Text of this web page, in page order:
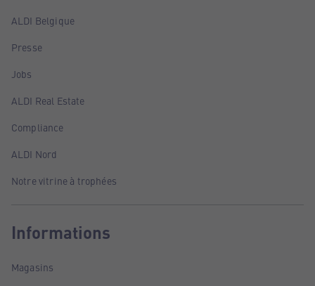
ALDI Belgique
Presse
Jobs
ALDI Real Estate
Compliance
ALDI Nord
Notre vitrine à trophées
Informations
Magasins